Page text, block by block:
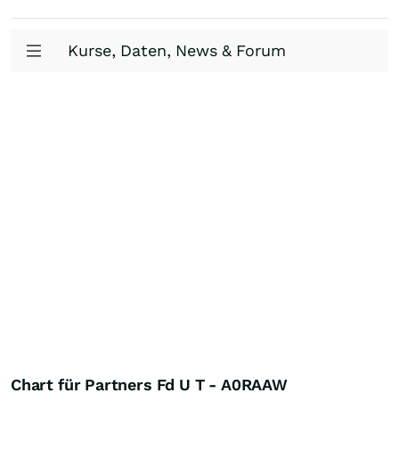
Kurse, Daten, News & Forum
Chart für Partners Fd U T - A0RAAW